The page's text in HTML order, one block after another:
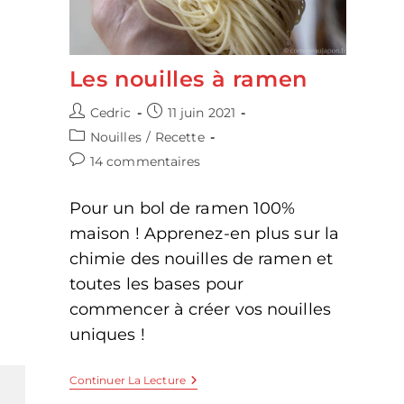
Les nouilles à ramen
Auteur/autrice
de
la
publication :
Cedric
Publication
publiée :
11 juin 2021
Post
category:
Nouilles / Recette
Commentaires
publication :
14 commentaires
Pour un bol de ramen 100%
maison ! Apprenez-en plus sur la
chimie des nouilles de ramen et
toutes les bases pour
commencer à créer vos nouilles
uniques !
Continuer La LectureLes
Nouilles